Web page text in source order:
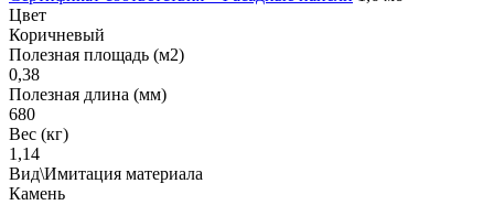
Цвет
Коричневый
Полезная площадь (м2)
0,38
Полезная длина (мм)
680
Вес (кг)
1,14
Вид\Имитация материала
Камень